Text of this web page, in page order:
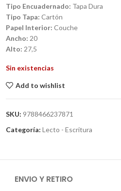
Tipo Encuadernado: Tapa Dura
Tipo Tapa: Cartón
Papel Interior: Couche
Ancho: 20
Alto: 27,5
Sin existencias
Add to wishlist
SKU: 9788466237871
Categoría: Lecto - Escritura
ENVIO Y RETIRO